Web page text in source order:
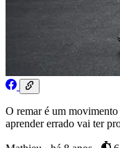
O remar é um
aprender errado vai ter